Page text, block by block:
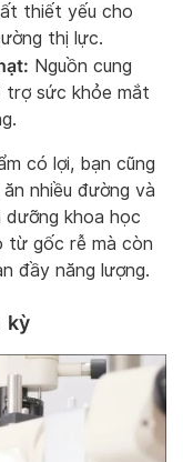
thiết yếu cho
thị lực.
Nguồn cung
trợ sức khỏe mắt
có lợi, bạn cũng
nhiều đường và
khoa học
từ gốc rễ mà còn
đầy năng lượng.
kỳ